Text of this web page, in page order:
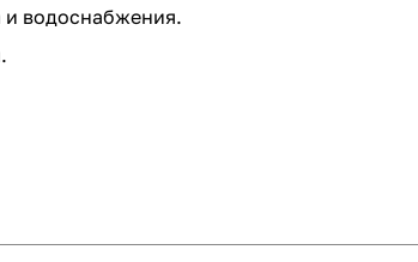
и водоснабжения.